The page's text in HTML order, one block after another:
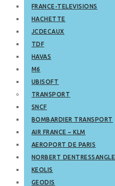
FRANCE-TELEVISIONS
HACHETTE
JCDECAUX
TDF
HAVAS
M6
UBISOFT
TRANSPORT
SNCF
BOMBARDIER TRANSPORT
AIR FRANCE – KLM
AEROPORT DE PARIS
NORBERT DENTRESSANGLE
KEOLIS
GEODIS